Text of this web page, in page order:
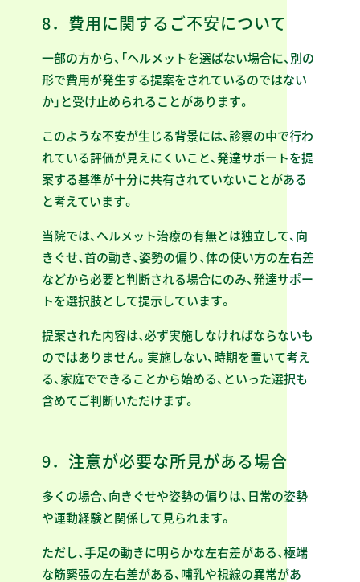
8．費用に関するご不安について
一部の方から、「ヘルメットを選ばない場合に、別の
形で費用が発生する提案をされているのではない
か」と受け止められることがあります。
このような不安が生じる背景には、診察の中で行わ
れている評価が見えにくいこと、発達サポートを提
案する基準が十分に共有されていないことがある
と考えています。
当院では、ヘルメット治療の有無とは独立して、向
きぐせ、首の動き、姿勢の偏り、体の使い方の左右差
などから必要と判断される場合にのみ、発達サポー
トを選択肢として提示しています。
提案された内容は、必ず実施しなければならないも
のではありません。実施しない、時期を置いて考え
る、家庭でできることから始める、といった選択も
含めてご判断いただけます。
9．注意が必要な所見がある場合
多くの場合、向きぐせや姿勢の偏りは、日常の姿勢
や運動経験と関係して見られます。
ただし、手足の動きに明らかな左右差がある、極端
な筋緊張の左右差がある、哺乳や視線の異常があ